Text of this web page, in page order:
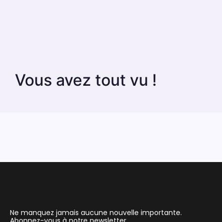
Vous avez tout vu !
Ne manquez jamais aucune nouvelle importante.